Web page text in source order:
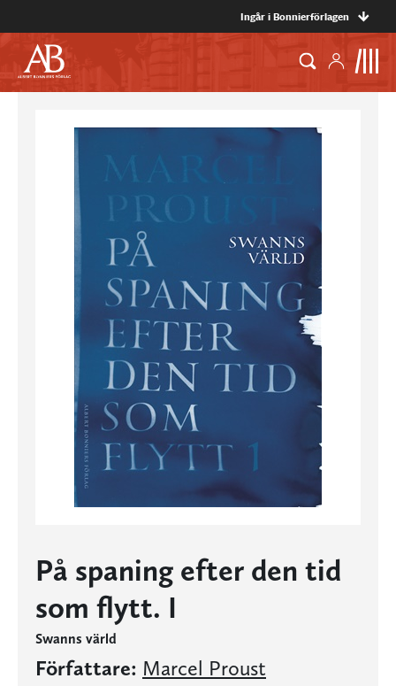
Ingår i Bonnierförlagen
På spaning efter den tid
som flytt. I
Swanns värld
Författare: Marcel Proust